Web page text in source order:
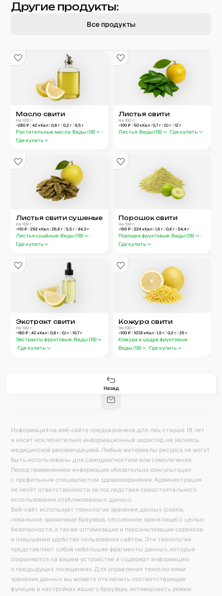
Другие продукты:
Все продукты
Масло свити
На 100 г:
~280 ₽| 42 кКал| 0,8 г| 0,2 г| 9,5 г
Растительные масла Виды (18)
Где купить
Листья свити
На 100 г:
~100 ₽ | 50 кКал | 0,7г | 0,1 г | 12 г
Листья Виды (18) Где купить
Листья свити сушеные
На 100 г:
~110 ₽| 292 кКал| 26,6 г| 5,5 г| 44,3 г
Листья сушёные Виды (18)
Где купить
Порошок свити
На 100 г:
~150 ₽ | 224 кКал | 1,6 г | 0,6 г | 54,4 г
Порошки фруктовые Виды (18)
Где купить
Экстракт свити
На 100 г:
~180 ₽| 42 кКал| 0,8 г| 0,1 г| 10,7г
Экстракты фруктовые Виды (18)
Где купить
Кожура свити
На 100 г:
~100 ₽ | 107,8 кКал | 1,5 г | 0,2 г | 25 г
Кожура и цедра фруктовые
Виды (18) Где купить
Назад
171
Калькулятор калорий
Информация на веб-сайте предназначена для лиц старше 18 лет
и носит исключительно информационный характер, не являясь
медицинской рекомендацией. Любые материалы ресурса не могут
быть использованы для самодиагностики или самолечения.
Перед применением информации обязательна консультация
с профильным специалистом здравоохранения. Администрация
не несёт ответственности за последствия самостоятельного
использования опубликованных данных.
Веб-сайт использует технологии хранения данных (cookie,
локальное хранилище браузера, сессионное хранилище) с целью
безопасности, а также оптимизации и персонализации сервисов
и повышения удобства пользования сайтом. Эти технологии
представляют собой небольшие фрагменты данных, которые
сохраняются на вашем устройстве и содержат информацию
о предыдущих посещениях. Для управления технологиями
хранения данных вы можете отключить соответствующие
функции в настройках вашего браузера, активировать режим